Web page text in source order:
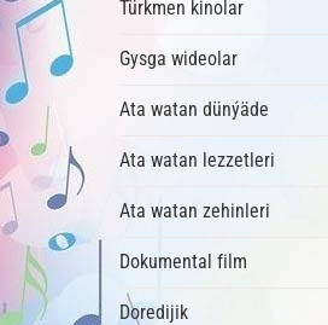
Türkmen kinolar
Gysga wideolar
Ata watan dünýäde
Ata watan lezzetleri
Ata watan zehinleri
Dokumental film
Doredijik